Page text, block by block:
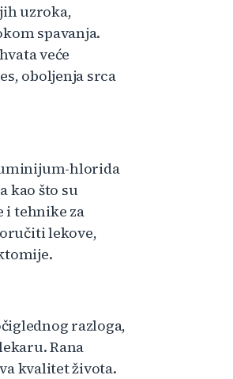
uzroka,
spavanja.
veće
oboljenja srca
hlorida
kao što su
i tehnike za
lekove,
razloga,
Rana
kvalitet života.